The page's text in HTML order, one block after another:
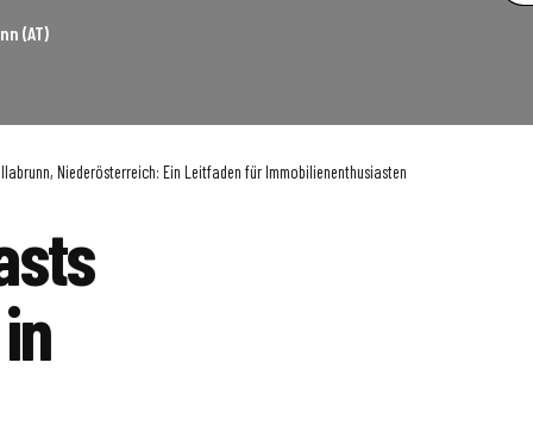
(AT)
Niederösterreich: Ein Leitfaden für Immobilienenthusiasten